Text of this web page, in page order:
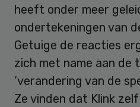
heeft onder meer
ondertekeningen van
Getuige de reacties
zich met name aan de
‘verandering van de
Ze vinden dat Klink